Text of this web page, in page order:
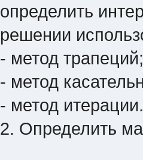
определить
решении
- метод трапеций;
- метод
- метод итерации.
2. Определить